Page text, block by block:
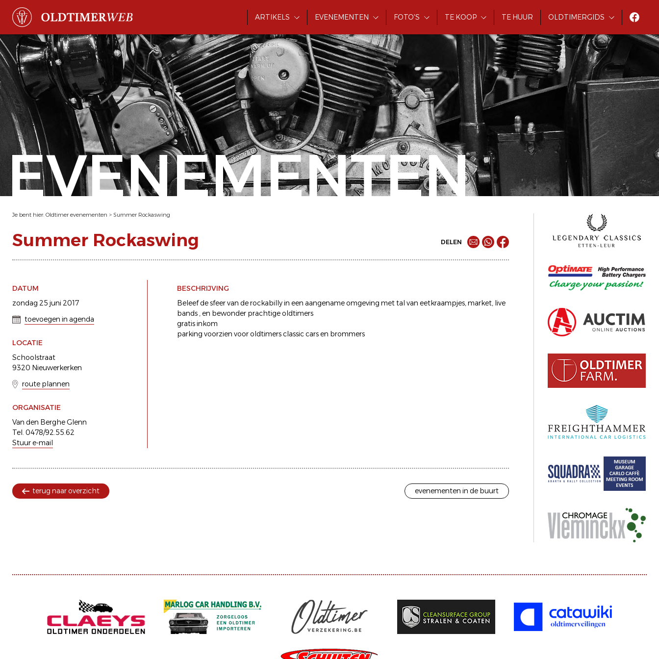
ARTIKELS EVENEMENTEN FOTO'S TE KOOP TE HUUR OLDTIMERGIDS
EVENEMENTEN
Je bent hier: Oldtimer evenementen > Summer Rockaswing
Summer Rockaswing DELEN
DATUM
zondag 25 juni 2017
toevoegen in agenda
LOCATIE
Schoolstraat
9320 Nieuwerkerken
route plannen
ORGANISATIE
Van den Berghe Glenn
Tel. 0478/92.55.62
Stuur e-mail
BESCHRIJVING
Beleef de sfeer van de rockabilly in een aangename omgeving met tal van eetkraampjes, market, live
bands , en bewonder prachtige oldtimers
gratis inkom
parking voorzien voor oldtimers classic cars en brommers
terug naar overzicht evenementen in de buurt